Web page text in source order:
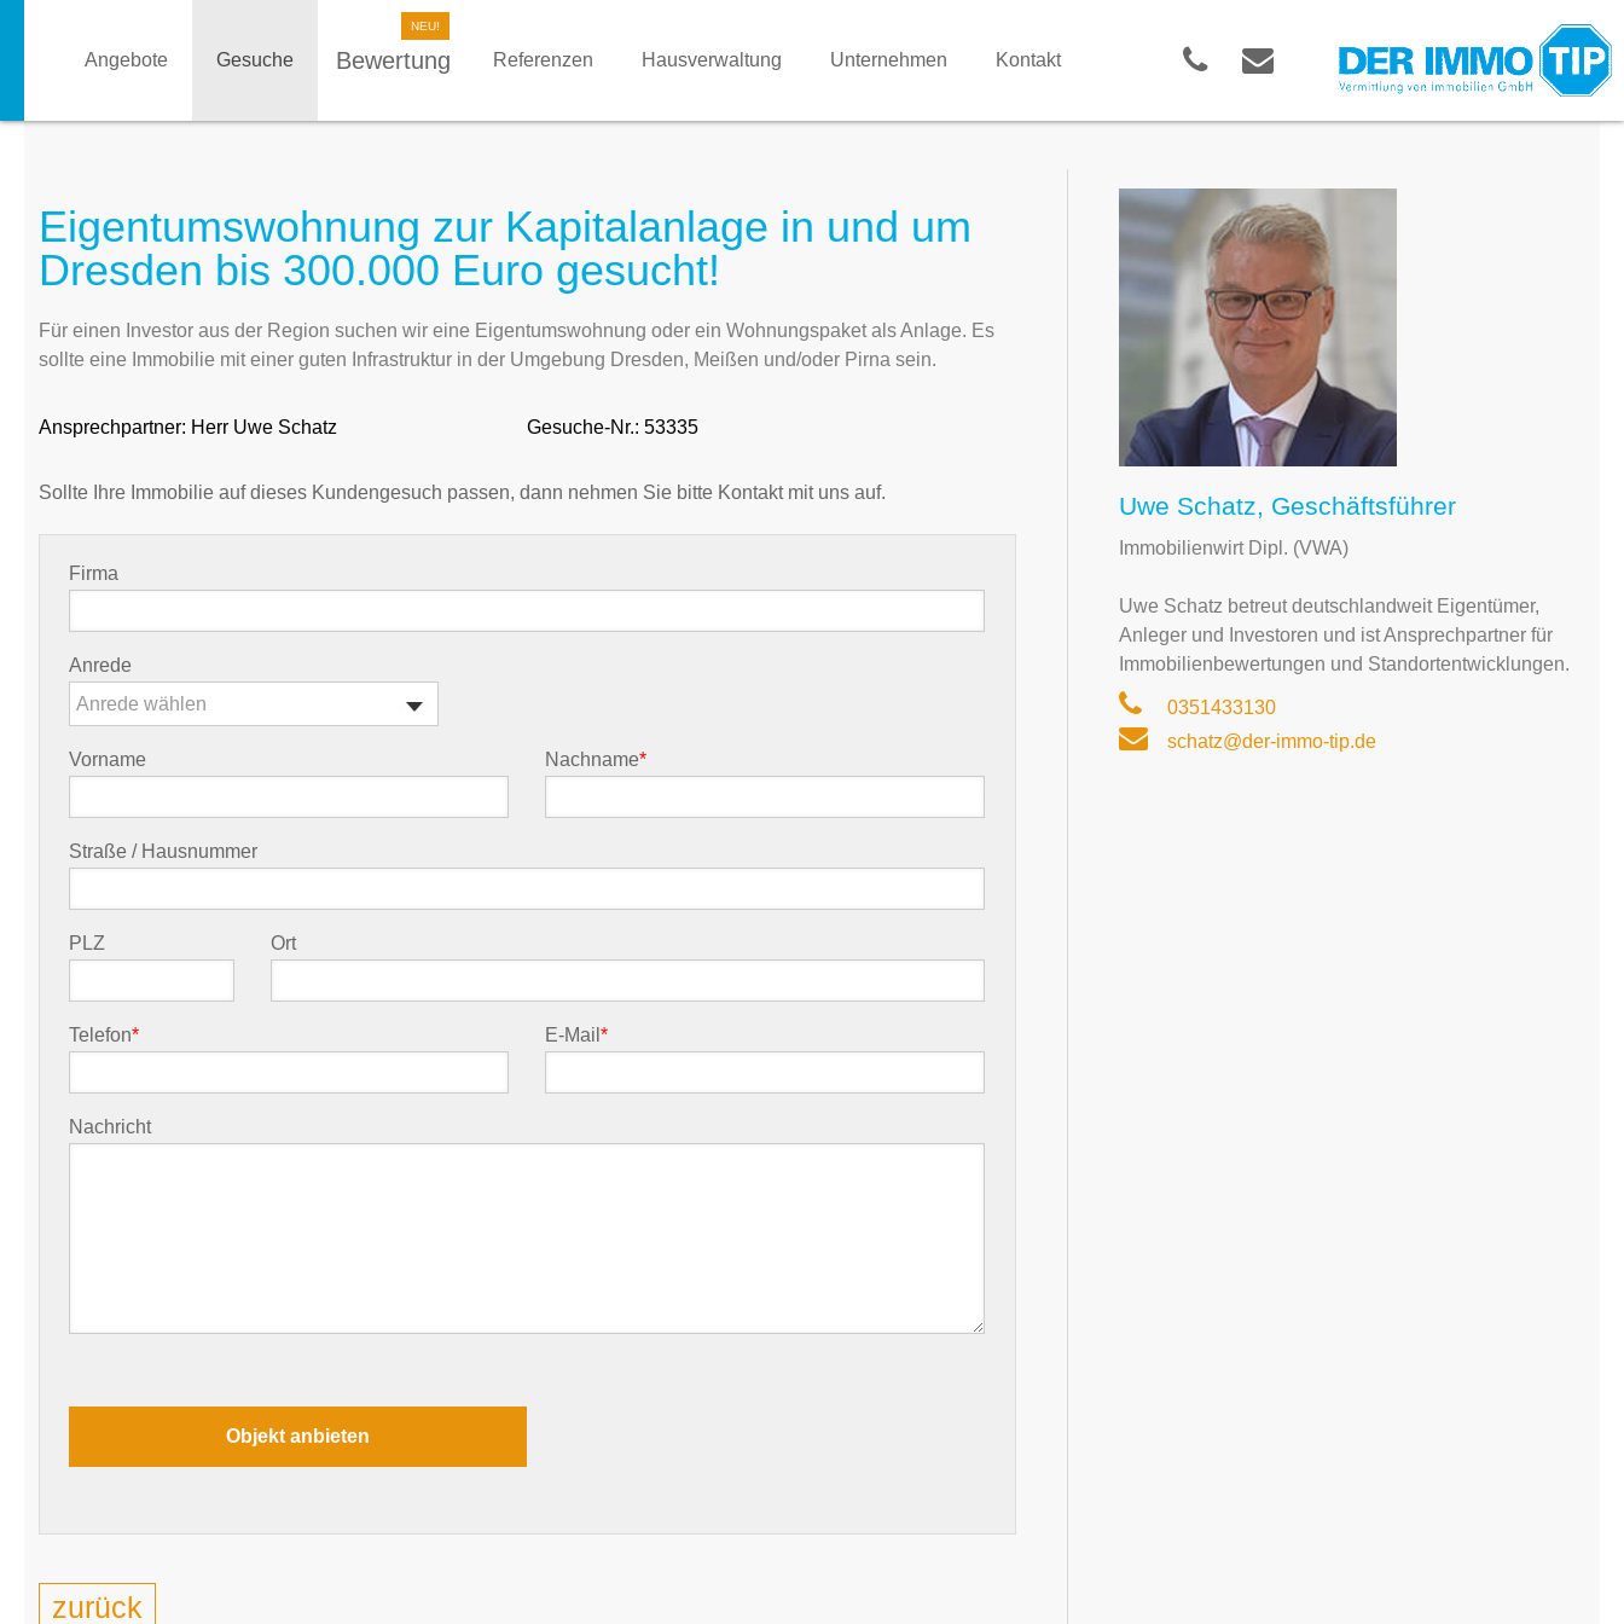
Angebote Gesuche Bewertung Referenzen Hausverwaltung Unternehmen Kontakt
Eigentumswohnung zur Kapitalanlage in und um
Dresden bis 300.000 Euro gesucht!
Für einen Investor aus der Region suchen wir eine Eigentumswohnung oder ein Wohnungspaket als Anlage. Es
sollte eine Immobilie mit einer guten Infrastruktur in der Umgebung Dresden, Meißen und/oder Pirna sein.
Ansprechpartner: Herr Uwe Schatz Gesuche-Nr.: 53335
Sollte Ihre Immobilie auf dieses Kundengesuch passen, dann nehmen Sie bitte Kontakt mit uns auf.
Firma
Anrede
Anrede wählen
Vorname Nachname*
Straße / Hausnummer
PLZ Ort
Telefon* E-Mail*
Nachricht
zurück
Uwe Schatz, Geschäftsführer
Immobilienwirt Dipl. (VWA)
Uwe Schatz betreut deutschlandweit Eigentümer,
Anleger und Investoren und ist Ansprechpartner für
Immobilienbewertungen und Standortentwicklungen.
0351433130
schatz@der-immo-tip.de